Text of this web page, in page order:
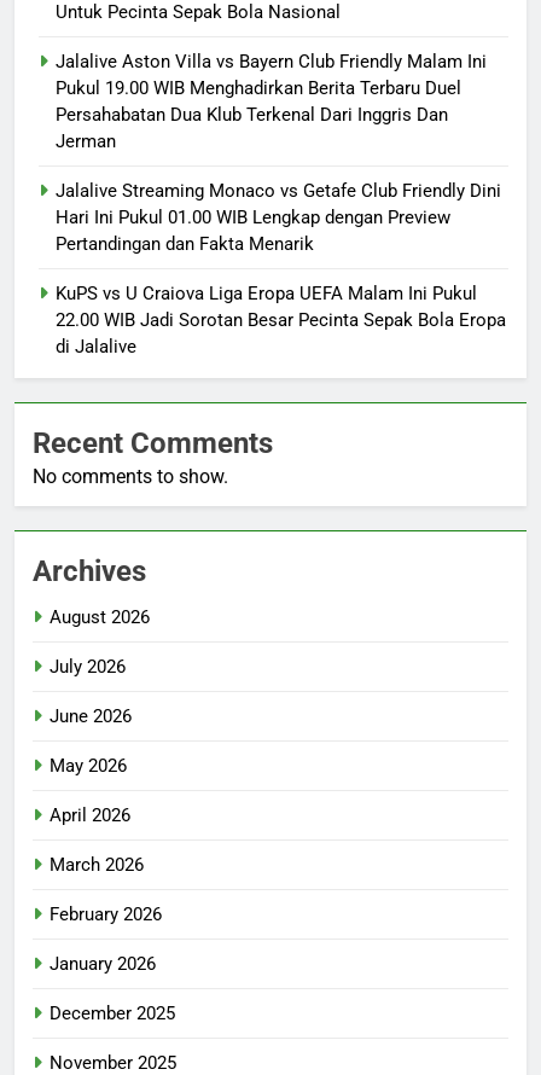
Untuk Pecinta Sepak Bola Nasional
Jalalive Aston Villa vs Bayern Club Friendly Malam Ini
Pukul 19.00 WIB Menghadirkan Berita Terbaru Duel
Persahabatan Dua Klub Terkenal Dari Inggris Dan
Jerman
Jalalive Streaming Monaco vs Getafe Club Friendly Dini
Hari Ini Pukul 01.00 WIB Lengkap dengan Preview
Pertandingan dan Fakta Menarik
KuPS vs U Craiova Liga Eropa UEFA Malam Ini Pukul
22.00 WIB Jadi Sorotan Besar Pecinta Sepak Bola Eropa
di Jalalive
Recent Comments
No comments to show.
Archives
August 2026
July 2026
June 2026
May 2026
April 2026
March 2026
February 2026
January 2026
December 2025
November 2025